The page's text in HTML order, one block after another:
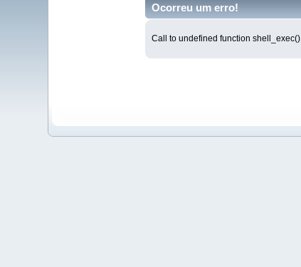
Ocorreu um erro!
Call to undefined function shell_exec()